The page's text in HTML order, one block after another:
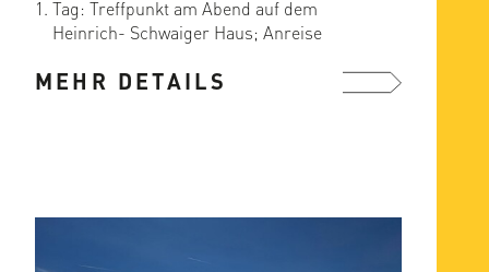
Tag: Treffpunkt am Abend auf dem
Heinrich- Schwaiger Haus; Anreise
MEHR DETAILS